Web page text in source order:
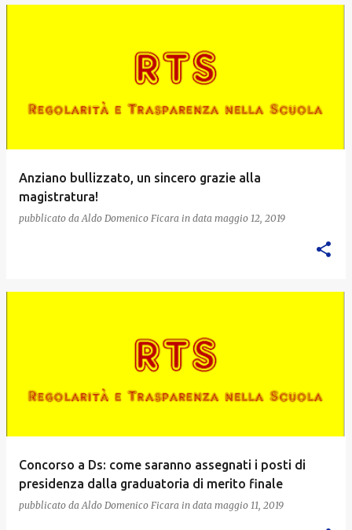
Anziano bullizzato, un sincero grazie alla
magistratura!
pubblicato da Aldo Domenico Ficara in data maggio 12, 2019
Concorso a Ds: come saranno assegnati i posti di
presidenza dalla graduatoria di merito finale
pubblicato da Aldo Domenico Ficara in data maggio 11, 2019